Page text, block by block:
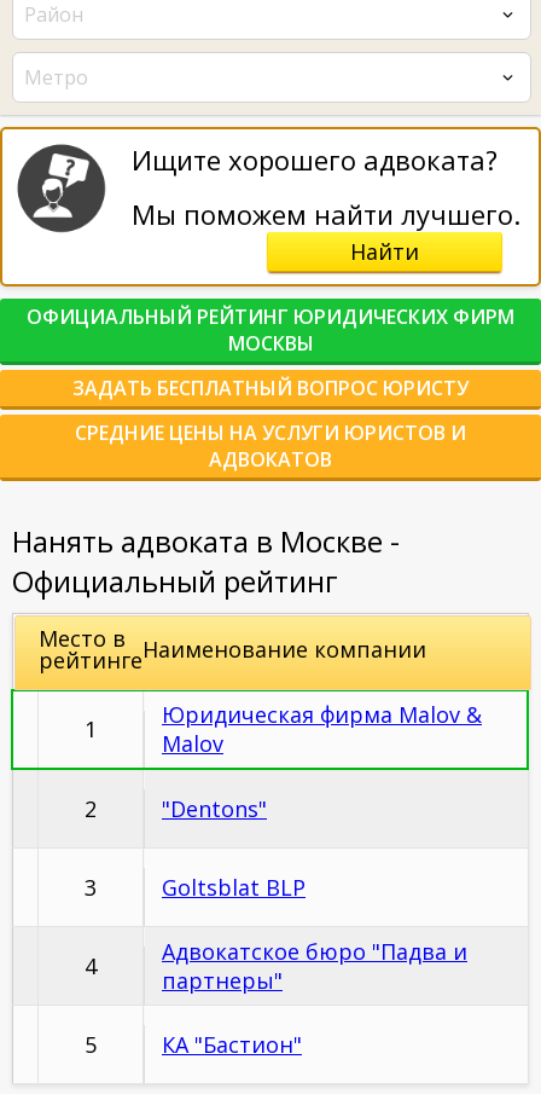
Район
Метро
Ищите хорошего адвоката?
Мы поможем найти лучшего.
Найти
ОФИЦИАЛЬНЫЙ РЕЙТИНГ ЮРИДИЧЕСКИХ ФИРМ
МОСКВЫ
ЗАДАТЬ БЕСПЛАТНЫЙ ВОПРОС ЮРИСТУ
СРЕДНИЕ ЦЕНЫ НА УСЛУГИ ЮРИСТОВ И
АДВОКАТОВ
Нанять адвоката в Москве -
Официальный рейтинг
Место в
рейтингеНаименование компании
1
Юридическая фирма Malov &
Malov
2 "Dentons"
3 Goltsblat BLP
4
Адвокатское бюро "Падва и
партнеры"
5 КА "Бастион"